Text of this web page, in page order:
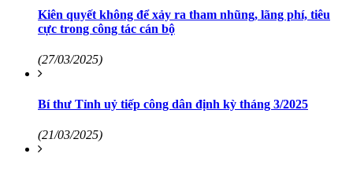
Kiên quyết không để xảy ra tham nhũng, lãng phí, tiêu
cực trong công tác cán bộ
(27/03/2025)
Bí thư Tỉnh uỷ tiếp công dân định kỳ tháng 3/2025
(21/03/2025)